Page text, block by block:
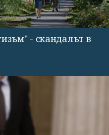
- скандалът в